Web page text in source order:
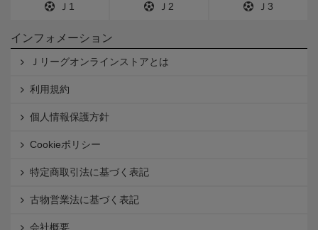
Ｊ1 Ｊ2 Ｊ3
インフォメーション
Ｊリーグオンラインストアとは
利用規約
個人情報保護方針
Cookieポリシー
特定商取引法に基づく表記
古物営業法に基づく表記
会社概要